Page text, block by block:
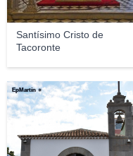
Santísimo Cristo de
Tacoronte
EpMartín ☼